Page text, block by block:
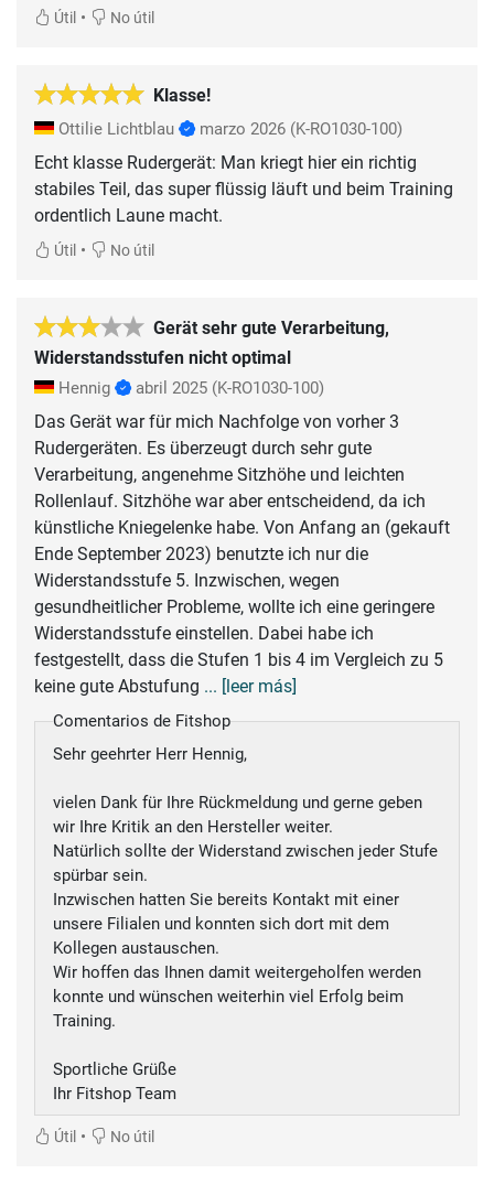
Útil • No útil
Klasse!
Ottilie Lichtblau marzo 2026 (K-RO1030-100)
Echt klasse Rudergerät: Man kriegt hier ein richtig
stabiles Teil, das super flüssig läuft und beim Training
ordentlich Laune macht.
Útil • No útil
Gerät sehr gute Verarbeitung,
Widerstandsstufen nicht optimal
Hennig abril 2025 (K-RO1030-100)
Das Gerät war für mich Nachfolge von vorher 3
Rudergeräten. Es überzeugt durch sehr gute
Verarbeitung, angenehme Sitzhöhe und leichten
Rollenlauf. Sitzhöhe war aber entscheidend, da ich
künstliche Kniegelenke habe. Von Anfang an (gekauft
Ende September 2023) benutzte ich nur die
Widerstandsstufe 5. Inzwischen, wegen
gesundheitlicher Probleme, wollte ich eine geringere
Widerstandsstufe einstellen. Dabei habe ich
festgestellt, dass die Stufen 1 bis 4 im Vergleich zu 5
keine gute Abstufung ... [leer más]
Comentarios de Fitshop
Sehr geehrter Herr Hennig,
vielen Dank für Ihre Rückmeldung und gerne geben
wir Ihre Kritik an den Hersteller weiter.
Natürlich sollte der Widerstand zwischen jeder Stufe
spürbar sein.
Inzwischen hatten Sie bereits Kontakt mit einer
unsere Filialen und konnten sich dort mit dem
Kollegen austauschen.
Wir hoffen das Ihnen damit weitergeholfen werden
konnte und wünschen weiterhin viel Erfolg beim
Training.
Sportliche Grüße
Ihr Fitshop Team
Útil • No útil